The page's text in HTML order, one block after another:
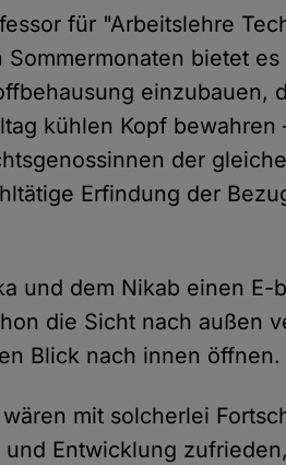
für "Arbeitslehre
Sommermonaten bietet
einzubauen,
kühlen Kopf
der
Erfindung der
und dem Nikab einen E-
die Sicht nach außen
Blick nach innen öffnen.
mit solcherlei
Entwicklung